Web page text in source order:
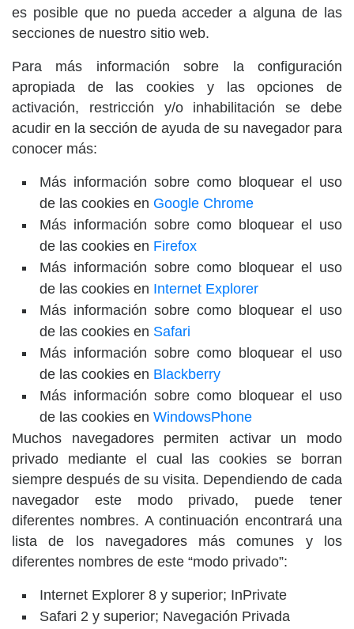
es posible que no pueda acceder a alguna de las
secciones de nuestro sitio web.
Para más información sobre la configuración
apropiada de las cookies y las opciones de
activación, restricción y/o inhabilitación se debe
acudir en la sección de ayuda de su navegador para
conocer más:
Más información sobre como bloquear el uso
de las cookies en Google Chrome
Más información sobre como bloquear el uso
de las cookies en Firefox
Más información sobre como bloquear el uso
de las cookies en Internet Explorer
Más información sobre como bloquear el uso
de las cookies en Safari
Más información sobre como bloquear el uso
de las cookies en Blackberry
Más información sobre como bloquear el uso
de las cookies en WindowsPhone
Muchos navegadores permiten activar un modo
privado mediante el cual las cookies se borran
siempre después de su visita. Dependiendo de cada
navegador este modo privado, puede tener
diferentes nombres. A continuación encontrará una
lista de los navegadores más comunes y los
diferentes nombres de este “modo privado”:
Internet Explorer 8 y superior; InPrivate
Safari 2 y superior; Navegación Privada